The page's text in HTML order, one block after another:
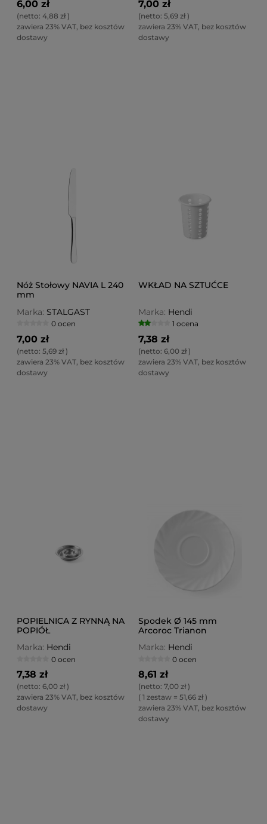
6,00 zł
(netto: 4,88 zł)
zawiera 23% VAT, bez kosztów
dostawy
7,00 zł
(netto: 5,69 zł)
zawiera 23% VAT, bez kosztów
dostawy
Nóż Stołowy NAVIA L 240
mm
Marka: STALGAST
0 ocen
7,00 zł
(netto: 5,69 zł)
zawiera 23% VAT, bez kosztów
dostawy
WKŁAD NA SZTUĆCE
Marka: Hendi
1 ocena
7,38 zł
(netto: 6,00 zł)
zawiera 23% VAT, bez kosztów
dostawy
POPIELNICA Z RYNNĄ NA
POPIÓŁ
Marka: Hendi
0 ocen
7,38 zł
(netto: 6,00 zł)
zawiera 23% VAT, bez kosztów
dostawy
Spodek Ø 145 mm
Arcoroc Trianon
Marka: Hendi
0 ocen
8,61 zł
(netto: 7,00 zł)
( 1 zestaw = 51,66 zł )
zawiera 23% VAT, bez kosztów
dostawy